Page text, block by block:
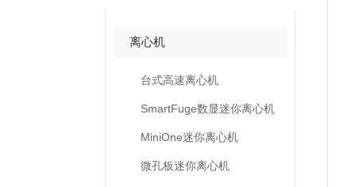
离心机
台式高速离心机
SmartFuge数显迷你离心机
MiniOne迷你离心机
微孔板迷你离心机